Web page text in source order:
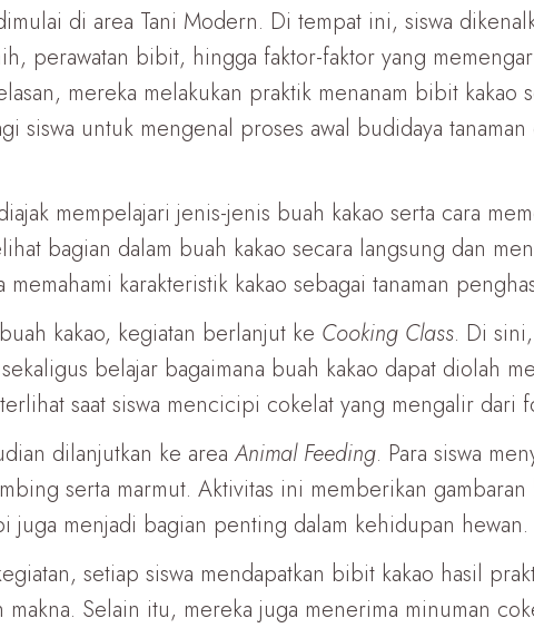
di area Tani Modern. Di tempat ini, siswa
perawatan bibit, hingga faktor-faktor yang
mereka melakukan praktik menanam bibit kakao
siswa untuk mengenal proses awal budidaya
mempelajari jenis-jenis buah kakao serta cara
bagian dalam buah kakao secara langsung dan
memahami karakteristik kakao sebagai tanaman
kakao, kegiatan berlanjut ke Cooking Class. Di
belajar bagaimana buah kakao dapat diolah
saat siswa mencicipi cokelat yang mengalir dari
dilanjutkan ke areaAnimal Feeding. Para siswa
serta marmut. Aktivitas ini memberikan
juga menjadi bagian penting dalam kehidupan hewan.
setiap siswa mendapatkan bibit kakao hasil
Selain itu, mereka juga menerima minuman